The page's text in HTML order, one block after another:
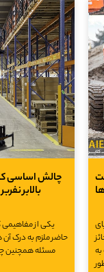
بالابر
یکی از مفاهیمی
حاضر ملزم به درک آن
مسئله همچنین